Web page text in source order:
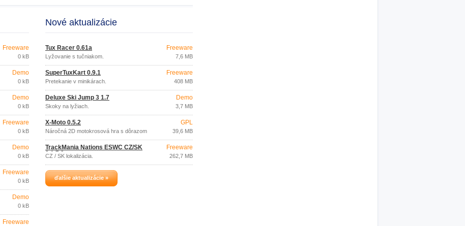
Freeware
0 kB
Demo
0 kB
Demo
0 kB
Freeware
0 kB
Demo
0 kB
Freeware
0 kB
Demo
0 kB
Freeware
Nové aktualizácie
Tux Racer 0.61a
Lyžovanie s tučniakom.
Freeware
7,6 MB
SuperTuxKart 0.9.1
Pretekanie v minikárach.
Freeware
408 MB
Deluxe Ski Jump 3 1.7
Skoky na lyžiach.
Demo
3,7 MB
X-Moto 0.5.2
Náročná 2D motokrosová hra s dôrazom
GPL
39,6 MB
TrackMania Nations ESWC CZ/SK
0.1.7.9
CZ / SK lokalizácia.
Freeware
262,7 MB
ďalšie aktualizácie »